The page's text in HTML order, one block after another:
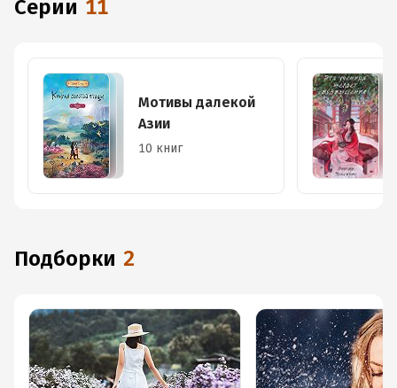
Серии 11
Мотивы далекой
Азии
10 книг
Подборки 2